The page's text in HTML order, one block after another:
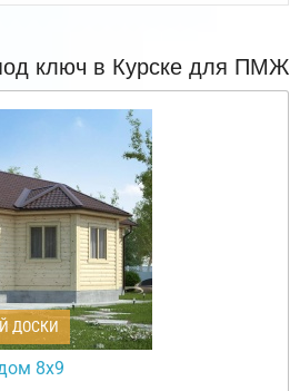
ключ в Курске для ПМЖ
ДОСКИ
8х9